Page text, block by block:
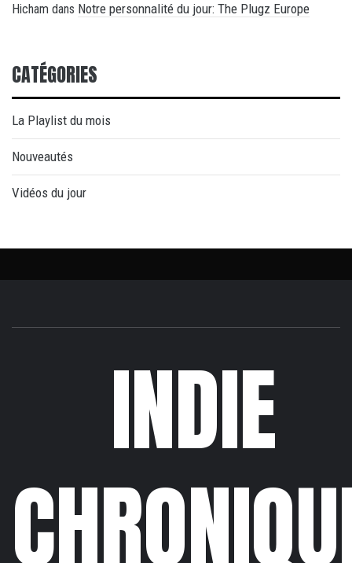
Hicham dans Notre personnalité du jour: The Plugz Europe
CATÉGORIES
La Playlist du mois
Nouveautés
Vidéos du jour
INDIE